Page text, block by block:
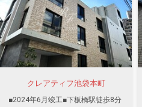
クレアティフ池袋本町
■2024年6月竣工■下板橋駅徒歩8分